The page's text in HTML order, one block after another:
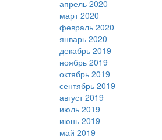
апрель 2020
март 2020
февраль 2020
январь 2020
декабрь 2019
ноябрь 2019
октябрь 2019
сентябрь 2019
август 2019
июль 2019
июнь 2019
май 2019